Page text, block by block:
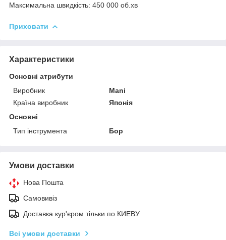
Максимальна швидкість: 450 000 об.хв
Приховати
Характеристики
Основні атрибути
Виробник
Mani
Країна виробник
Японія
Основні
Тип інструмента
Бор
Умови доставки
Нова Пошта
Самовивіз
Доставка кур'єром тільки по КИЕВУ
Всі умови доставки